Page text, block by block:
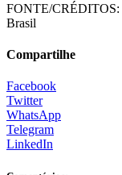
FONTE/CRÉDITOS:
Brasil
Compartilhe
Facebook
Twitter
WhatsApp
Telegram
LinkedIn